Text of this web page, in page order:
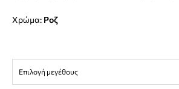
Χρώμα: ροζ
Επιλογή μεγέθους